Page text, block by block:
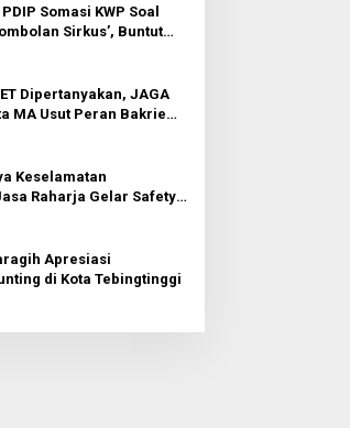
Somasi KWP Soal
Sirkus’, Buntut
Dipimpin Sufmi Dasco
Dipertanyakan, JAGA
MA Usut Peran Bakrie
Keselamatan
Raharja Gelar Safety
Pasifik Medan Industri
Apresiasi
di Kota Tebingtinggi